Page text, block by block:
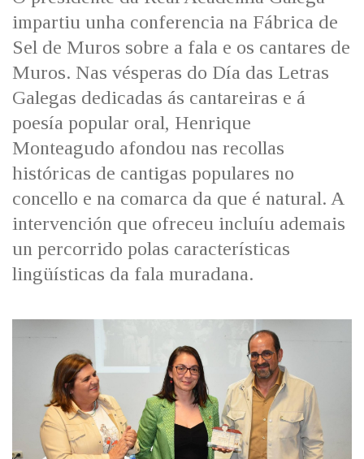
IDENTIDADE CORPORATIVA
MARCIAL DEL ADALID
CASA-MUSEO EMILIA PARDO
BAZÁN
FIGURAS HOMENAXEADAS
HISTORIA
60 ANOS DLG
PRIMAVERA DAS LETRAS
PORTAL DAS PALABRAS
Facebook
TwitterYoutubeInstagram
impartiu unha conferencia na Fábrica de
Sel de Muros sobre a fala e os cantares de
Muros. Nas vésperas do Día das Letras
Galegas dedicadas ás cantareiras e á
poesía popular oral, Henrique
Monteagudo afondou nas recollas
históricas de cantigas populares no
concello e na comarca da que é natural. A
intervención que ofreceu incluíu ademais
un percorrido polas características
lingüísticas da fala muradana.